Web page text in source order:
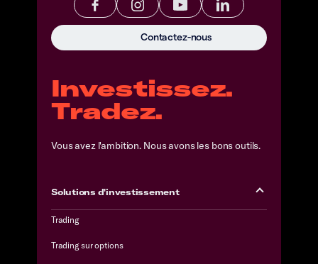
Investissez.
Tradez.
Vous avez l'ambition. Nous avons les bons outils.
Solutions d'investissement
Trading
Trading sur options